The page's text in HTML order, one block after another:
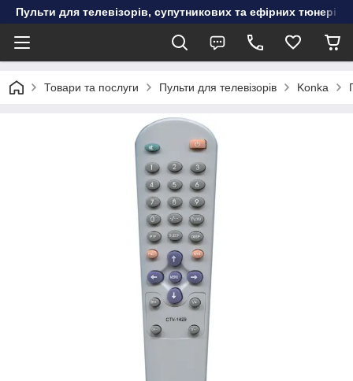
Пульти для телевізорів, супутникових та ефірних тюнерів,
Товари та послуги Пульти для телевізорів Konka